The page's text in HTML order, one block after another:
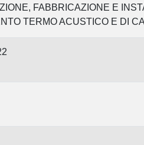
FABBRICAZIONE E
TERMO ACUSTICO E DI